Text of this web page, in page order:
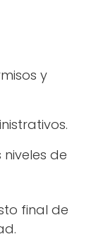
y
de
final de